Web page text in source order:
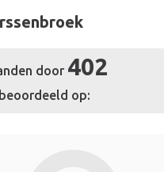
door 402
beoordeeld op: